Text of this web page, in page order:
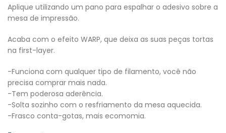
Aplique utilizando um pano para espalhar o adesivo sobre a
mesa de impressão.
Acaba com o efeito WARP, que deixa as suas peças tortas
na first-layer.
-Funciona com qualquer tipo de filamento, você não
precisa comprar mais nada.
-Tem poderosa aderência.
-Solta sozinho com o resfriamento da mesa aquecida.
-Frasco conta-gotas, mais ecomomia.